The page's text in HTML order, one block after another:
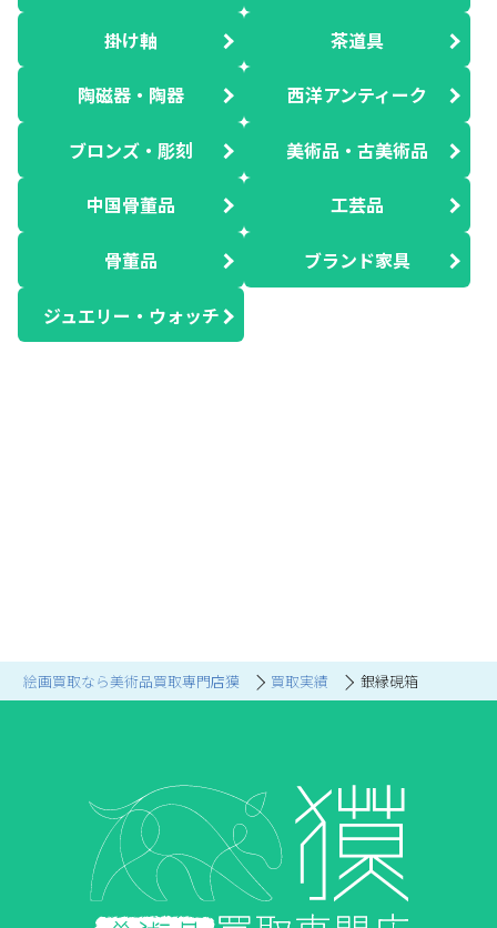
絵画買取なら美術品買取専門店獏 買取実績 銀縁硯箱
掛け軸 茶道具
陶磁器・陶器 西洋アンティーク
ブロンズ・彫刻 美術品・古美術品
中国骨董品 工芸品
骨董品 ブランド家具
ジュエリー・ウォッチ